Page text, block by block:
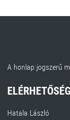
A honlap jogszerű
ELÉRHETŐSÉG
Hatala László